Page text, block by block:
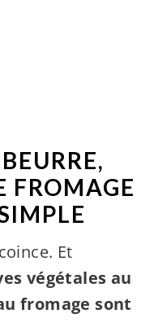
FROMAGE
Et
végétales au
fromage sont